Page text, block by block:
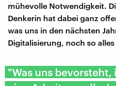
mühevolle Notwendigkeit.
Denkerin hat dabei ganz
was uns in den nächsten
Digitalisierung, noch so
"Was uns